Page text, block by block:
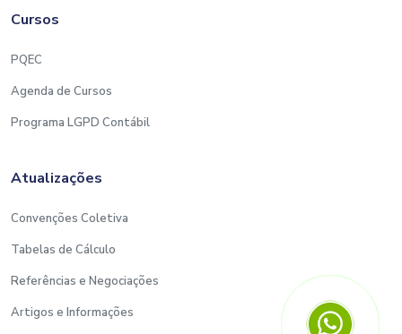
Cursos
PQEC
Agenda de Cursos
Programa LGPD Contábil
Atualizações
Convenções Coletiva
Tabelas de Cálculo
Referências e Negociações
Artigos e Informações